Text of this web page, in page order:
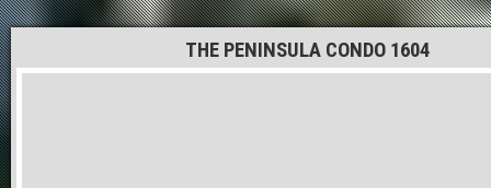
THE PENINSULA CONDO 1604